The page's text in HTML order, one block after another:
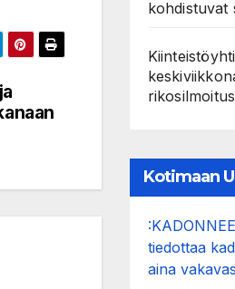
kohdistuvat
Kotimaan
tiedottaa
aina